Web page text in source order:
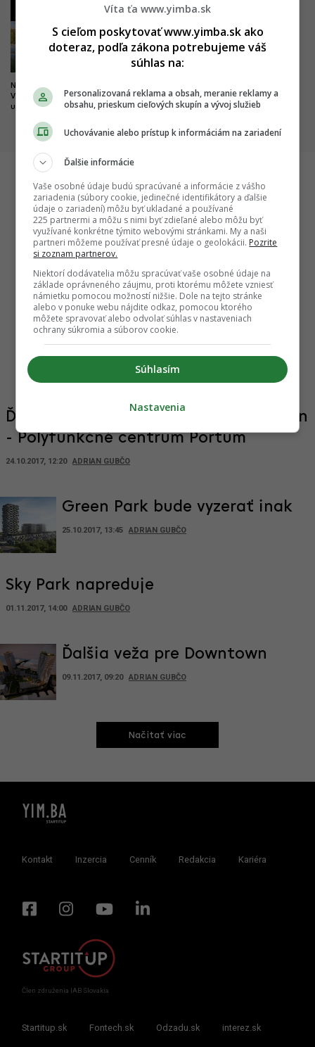
Nová pýcha mesta kultúry.
Výnimočný park čoskoro doplní
unikátny most
4
nemocníc. Výstavba veľkých
projektov napreduje, hlásia
Startitup
Rekonštrukcia, ktorá nemá konkurenciu:
Bratislavský projekt ukázal, čo rozhoduje o
Koniec
mení
Ďalšie veže pre bratislavský downtown
- Polyfunkčné centrum Portum
24.10.2017, 12:20 ADRIAN GUBČO
Green Park bude vyzerať inak
25.10.2017, 13:45 ADRIAN GUBČO
Sky Park napreduje
01.11.2017, 14:00 ADRIAN GUBČO
Ďalšia veža pre Downtown
09.11.2017, 09:20 ADRIAN GUBČO
Načitať viac
Kontakt Inzercia Cenník Redakcia Kariéra
Člen združenia IAB Slovakia
Startitup.sk Fontech.sk Odzadu.sk interez.sk
Víta ťa www.yimba.sk
S cieľom poskytovať www.yimba.sk ako
doteraz, podľa zákona potrebujeme váš
súhlas na:
Personalizovaná reklama a obsah, meranie reklamy a
obsahu, prieskum cieľových skupín a vývoj služieb
Uchovávanie alebo prístup k informáciám na zariadení
Ďalšie informácie
Vaše osobné údaje budú spracúvané a informácie z vášho
zariadenia (súbory cookie, jedinečné identifikátory a ďalšie
údaje o zariadení) môžu byť ukladané a používané
225 partnermi a môžu s nimi byť zdieľané alebo môžu byť
využívané konkrétne týmito webovými stránkami. My a naši
partneri môžeme používať presné údaje o geolokácii. Pozrite
si zoznam partnerov.
Niektorí dodávatelia môžu spracúvať vaše osobné údaje na
základe oprávneného záujmu, proti ktorému môžete vzniesť
námietku pomocou možností nižšie. Dole na tejto stránke
alebo v ponuke webu nájdite odkaz, pomocou ktorého
môžete spravovať alebo odvolať súhlas v nastaveniach
ochrany súkromia a súborov cookie.
Súhlasím
Nastavenia